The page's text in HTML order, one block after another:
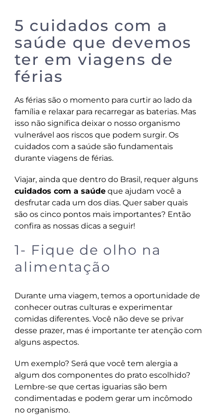
5 cuidados com a
saúde que devemos
ter em viagens de
férias
As férias são o momento para curtir ao lado da
família e relaxar para recarregar as baterias. Mas
isso não significa deixar o nosso organismo
vulnerável aos riscos que podem surgir. Os
cuidados com a saúde são fundamentais
durante viagens de férias.
Viajar, ainda que dentro do Brasil, requer alguns
cuidados com a saúdeque ajudam você a
desfrutar cada um dos dias. Quer saber quais
são os cinco pontos mais importantes? Então
confira as nossas dicas a seguir!
1- Fique de olho na
alimentação
Durante uma viagem, temos a oportunidade de
conhecer outras culturas e experimentar
comidas diferentes. Você não deve se privar
desse prazer, mas é importante ter atenção com
alguns aspectos.
Um exemplo? Será que você tem alergia a
algum dos componentes do prato escolhido?
Lembre-se que certas iguarias são bem
condimentadas e podem gerar um incômodo
no organismo.